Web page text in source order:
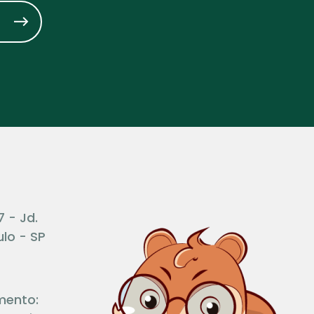
- Jd.
- SP